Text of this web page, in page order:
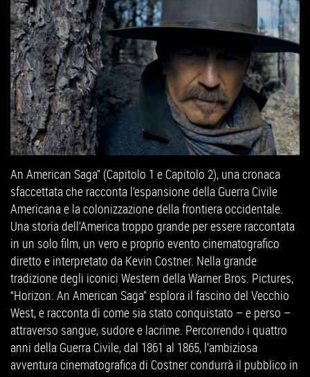
An American Saga” (Capitolo 1 e Capitolo 2), una cronaca
sfaccettata che racconta l’espansione della Guerra Civile
Americana e la colonizzazione della frontiera occidentale.
Una storia dell’America troppo grande per essere raccontata
in un solo film, un vero e proprio evento cinematografico
diretto e interpretato da Kevin Costner. Nella grande
tradizione degli iconici Western della Warner Bros. Pictures,
“Horizon: An American Saga” esplora il fascino del Vecchio
West, e racconta di come sia stato conquistato – e perso –
attraverso sangue, sudore e lacrime. Percorrendo i quattro
anni della Guerra Civile, dal 1861 al 1865, l’ambiziosa
avventura cinematografica di Costner condurrà il pubblico in